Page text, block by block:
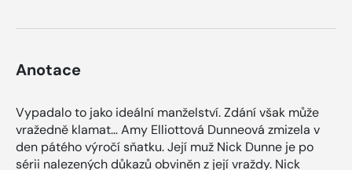
Anotace
Vypadalo to jako ideální manželství. Zdání však může
vražedně klamat… Amy Elliottová Dunneová zmizela v
den pátého výročí sňatku. Její muž Nick Dunne je po
sérii nalezených důkazů obviněn z její vraždy. Nick